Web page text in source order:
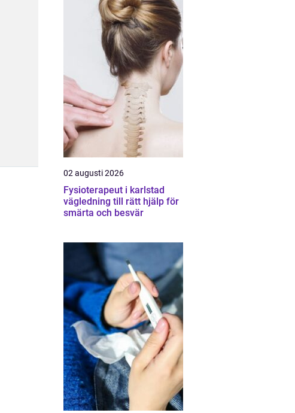
02 augusti 2026
Fysioterapeut i karlstad
vägledning till rätt hjälp för
smärta och besvär